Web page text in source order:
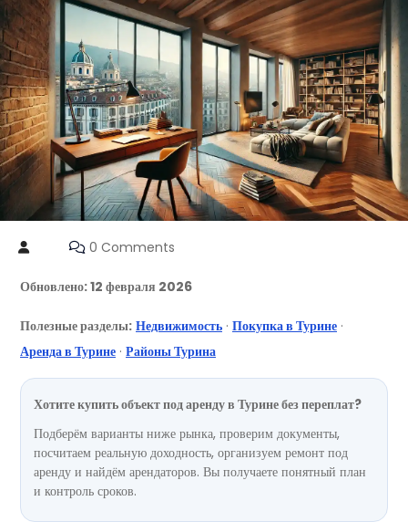
0 Comments
Обновлено: 12 февраля 2026
Полезные разделы: Недвижимость · Покупка в Турине ·
Аренда в Турине · Районы Турина
Хотите купить объект под аренду в Турине без переплат?
Подберём варианты ниже рынка, проверим документы,
посчитаем реальную доходность, организуем ремонт под
аренду и найдём арендаторов. Вы получаете понятный план
и контроль сроков.